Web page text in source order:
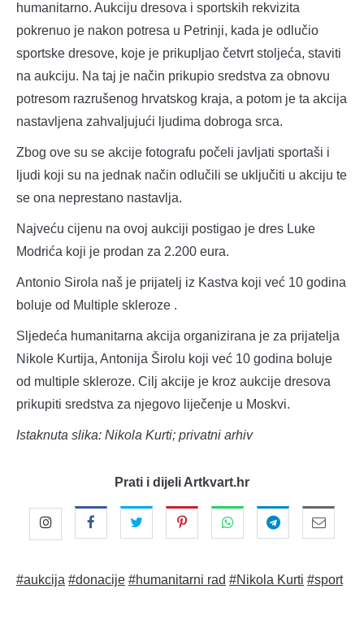
humanitarno. Aukciju dresova i sportskih rekvizita
pokrenuo je nakon potresa u Petrinji, kada je odlučio
sportske dresove, koje je prikupljao četvrt stoljeća, staviti
na aukciju. Na taj je način prikupio sredstva za obnovu
potresom razrušenog hrvatskog kraja, a potom je ta akcija
nastavljena zahvaljujući ljudima dobroga srca.
Zbog ove su se akcije fotografu počeli javljati sportaši i
ljudi koji su na jednak način odlučili se uključiti u akciju te
se ona neprestano nastavlja.
Najveću cijenu na ovoj aukciji postigao je dres Luke
Modrića koji je prodan za 2.200 eura.
Antonio Sirola naš je prijatelj iz Kastva koji već 10 godina
boluje od Multiple skleroze .
Sljedeća humanitarna akcija organizirana je za prijatelja
Nikole Kurtija, Antonija Širolu koji već 10 godina boluje
od multiple skleroze. Cilj akcije je kroz aukcije dresova
prikupiti sredstva za njegovo liječenje u Moskvi.
Istaknuta slika: Nikola Kurti; privatni arhiv
Prati i dijeli Artkvart.hr
#aukcija #donacije #humanitarni rad #Nikola Kurti #sport